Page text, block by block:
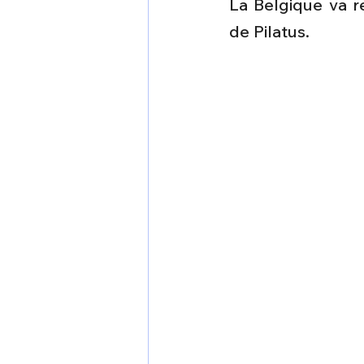
1 er avril Motorisation
La Belgique va
de Pilatus.